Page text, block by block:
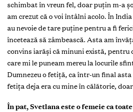
schimbat în vreun fel, doar puțin m-a
am crezut că o voi întâlni acolo. În
au nevoie de tare puține pentru a fi
încetează să zâmbească. Asta am
convins iarăși că minuni există, pentru
care mi le puneam mereu la locurile
Dumnezeu o fetiță, ca într-un final
fetița deja era cu mine în călătorie,
În pat,Svetlana este o femeie ca